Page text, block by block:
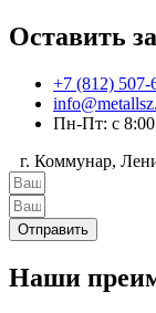
Оставить
+7 (812) 507-
Пн-Пт: с 8:00
г. Коммунар,
Отправить
Наши